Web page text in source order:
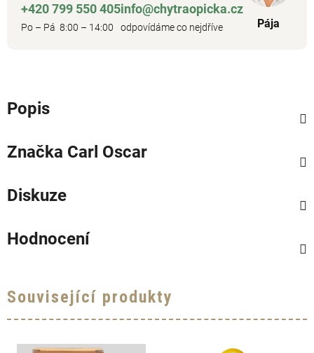
+420 799 550 405
Po – Pá 8:00 – 14:00
info@chytraopicka.cz
odpovídáme co nejdříve Pája
Popis
Značka Carl Oscar
Diskuze
Hodnocení
Související produkty